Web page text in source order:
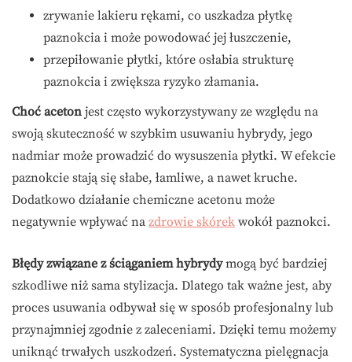
zrywanie lakieru rękami, co uszkadza płytkę
paznokcia i może powodować jej łuszczenie,
przepiłowanie płytki, które osłabia strukturę
paznokcia i zwiększa ryzyko złamania.
Choć aceton jest często wykorzystywany ze względu na
swoją skuteczność w szybkim usuwaniu hybrydy, jego
nadmiar może prowadzić do wysuszenia płytki. W efekcie
paznokcie stają się słabe, łamliwe, a nawet kruche.
Dodatkowo działanie chemiczne acetonu może
negatywnie wpływać na zdrowie skórek wokół paznokci.
Błędy związane z ściąganiem hybrydymogą być bardziej
szkodliwe niż sama stylizacja. Dlatego tak ważne jest, aby
proces usuwania odbywał się w sposób profesjonalny lub
przynajmniej zgodnie z zaleceniami. Dzięki temu możemy
uniknąć trwałych uszkodzeń. Systematyczna pielęgnacja